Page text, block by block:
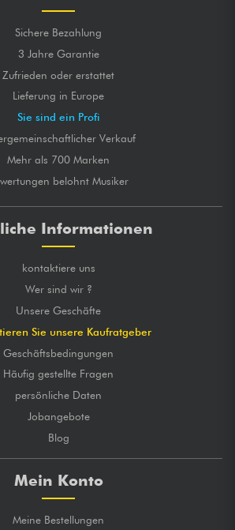
Sichere Bezahlung
3 Jahre Garantie
Zufrieden oder erstattet
Lieferung in Europe
Sie sind ein Profi
Verkauf
Mehr als 700 Marken
belohnt Musiker
Informationen
kontaktiere uns
Wer sind wir ?
Unsere Geschäfte
Sie unsere Kaufratgeber
Geschäftsbedingungen
Häufig gestellte Fragen
persönliche Daten
Jobangebote
Blog
Mein Konto
Meine Bestellungen